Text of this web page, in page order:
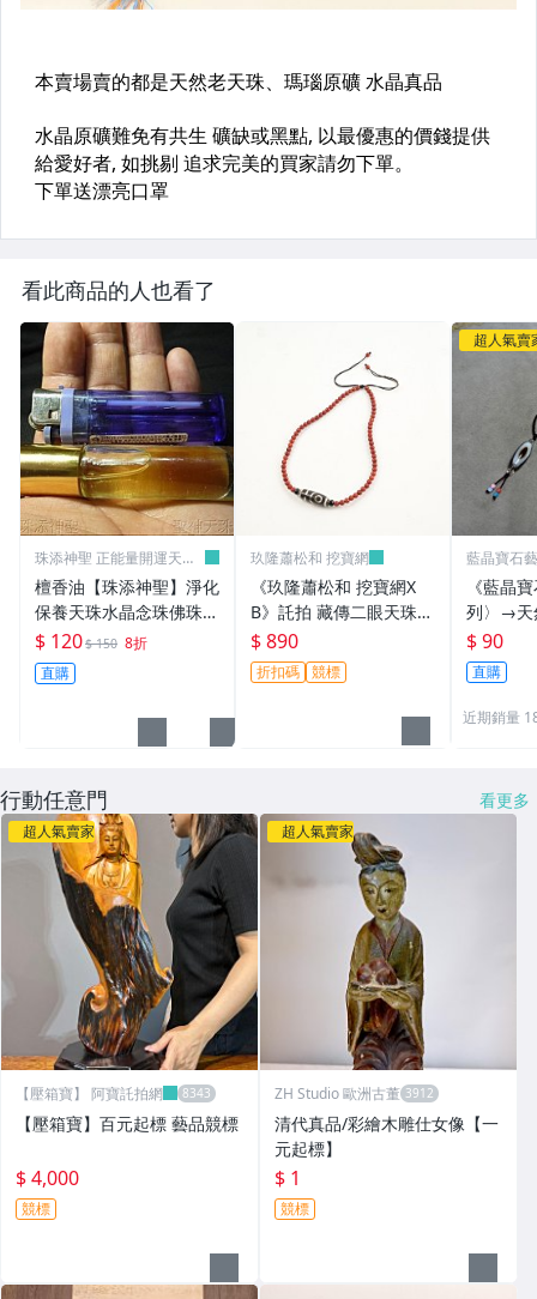
看此商品的人也看了
珠添神聖 正能量開運天珠
檀香油【珠添神聖】淨化
保養天珠水晶念珠佛珠佛
牌專用的10cc高級老山
檀香油~下標直購~4
$ 120$ 150 8折
直購
玖隆蕭松和 挖寶網
《玖隆蕭松和 挖寶網X
B》託拍 藏傳二眼天珠
南紅珠鍊 項鍊(04451X)
$ 890
折扣碼 競標
超人氣賣
藍晶寶石
《藍晶
列〉→天
→X1469
$ 90
直購
近期銷量
行動任意門 看更多
超人氣賣家
【壓箱寶】 阿寶託拍網
【壓箱寶】百元起標 藝品競標
$ 4,000
競標
超人氣賣家
ZH Studio 歐洲古董
清代真品/彩繪木雕仕女像【一
元起標】
$ 1
競標